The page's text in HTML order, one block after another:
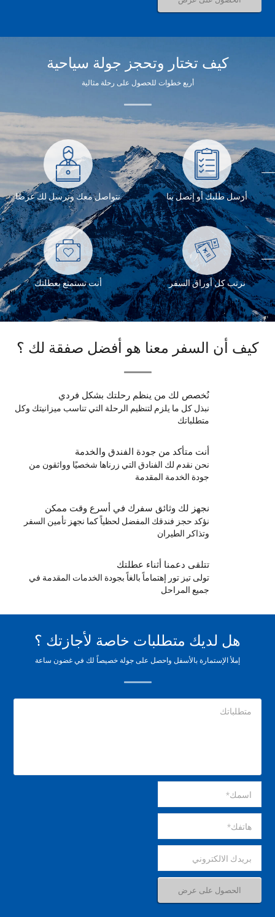
كيف تختار وتحجز جولة سياحية
أربع خطوات للحصول على رحلة مثالية
أرسل طلبك أو إتصل بنا نتواصل معك ونرسل لك عرضًا
نرتب كل أوراق السفر أنت تستمتع بعطلتك
أن السفر معنا هو أفضل صفقة لك ؟
نُخصص لك من ينظم رحلتك بشكل فردي
نبذل كل ما يلزم لتنظيم الرحلة التي تناسب ميزانيتك وكل
متطلباتك
أنت متأكد من جودة الفندق والخدمة
نحن نقدم لك الفنادق التي زرناها شخصيًا وواثقون من
جودة الخدمة المقدمة
نجهز لك وثائق سفرك في أسرع وقت ممكن
نؤكد حجز فندقك المفضل لحظياً كما نجهز تأمين السفر
وتذاكر الطيران
تتلقى دعمنا أثناء عطلتك
تولى تيز تور إهتماماً بالغاً بجودة الخدمات المقدمة في
جميع المراحل
هل لديك متطلبات خاصة لأجازتك ؟
إملأ الإستمارة بالأسفل واحصل على جولة خصيصاً لك في غضون ساعة